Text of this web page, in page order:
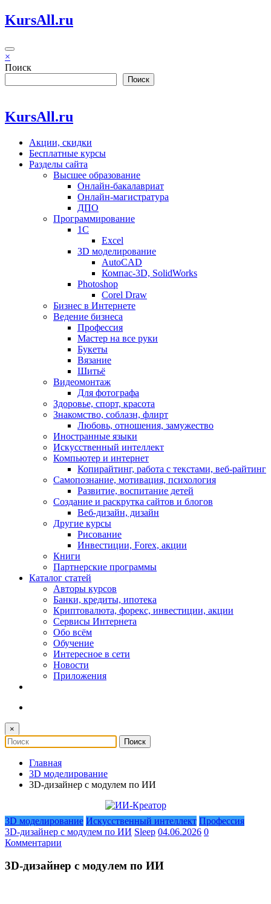
Перейти
к
KursAll.ru
×
Поиск
Поиск
KursAll.ru
Акции, скидки
Бесплатные курсы
Разделы сайта
Высшее образование
Онлайн-бакалавриат
Онлайн-магистратура
ДПО
Программирование
1С
Excel
3D моделирование
AutoCAD
Компас-3D, SolidWorks
Photoshop
Corel Draw
Бизнес в Интернете
Ведение бизнеса
Профессия
Мастер на все руки
Букеты
Вязание
Шитьё
Видеомонтаж
Для фотографа
Здоровье, спорт, красота
Знакомство, соблазн, флирт
Любовь, отношения, замужество
Иностранные языки
Искусственный интеллект
Компьютер и интернет
Копирайтинг, работа с текстами, веб-райтинг
Самопознание, мотивация, психология
Развитие, воспитание детей
Создание и раскрутка сайтов и блогов
Веб-дизайн, дизайн
Другие курсы
Рисование
Инвестиции, Forex, акции
Книги
Партнерские программы
Каталог статей
Авторы курсов
Банки, кредиты, ипотека
Криптовалюта, форекс, инвестиции, акции
Сервисы Интернета
Обо всём
Обучение
Интересное в сети
Новости
Приложения
×
Главная
3D моделирование
3D‑дизайнер с модулем по ИИ
3D моделирование Искусственный интеллект Профессия
3D‑дизайнер с модулем по ИИ Sleep 04.06.2026 0
Комментарии
3D‑дизайнер с модулем по ИИ